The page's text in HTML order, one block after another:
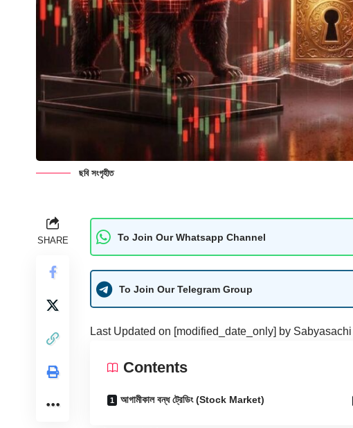
ছবি সংগৃহীত
SHARE To Join Our Whatsapp Channel
To Join Our Telegram Group
Last Updated on [modified_date_only] by
Contents
আগামীকাল বন্ধ ট্রেডিং (Stock Market)